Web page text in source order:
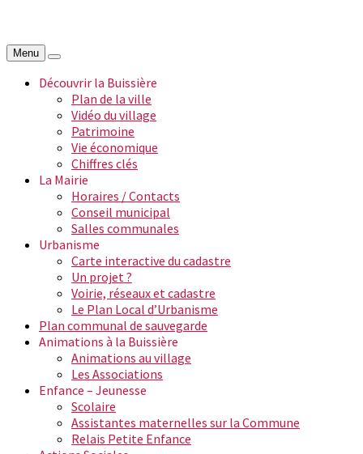
Menu
Découvrir la Buissière
Plan de la ville
Vidéo du village
Patrimoine
Vie économique
Chiffres clés
La Mairie
Horaires / Contacts
Conseil municipal
Salles communales
Urbanisme
Carte interactive du cadastre
Un projet ?
Voirie, réseaux et cadastre
Le Plan Local d’Urbanisme
Plan communal de sauvegarde
Animations à la Buissière
Animations au village
Les Associations
Enfance – Jeunesse
Scolaire
Assistantes maternelles sur la Commune
Relais Petite Enfance